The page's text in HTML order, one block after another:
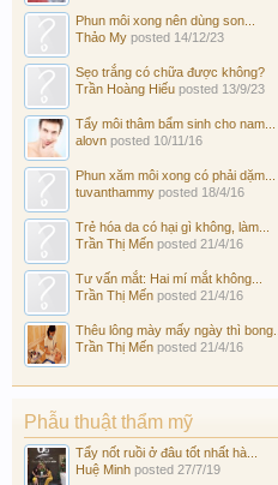
Phun môi xong nên dùng son...
Thảo My posted 14/12/23
Sẹo trắng có chữa được không?
Trần Hoàng Hiếu posted 13/9/23
Tẩy môi thâm bẩm sinh cho nam...
alovn posted 10/11/16
Phun xăm môi xong có phải dặm...
tuvanthammy posted 18/4/16
Trẻ hóa da có hại gì không, làm...
Trần Thị Mến posted 21/4/16
Tư vấn mắt: Hai mí mắt không...
Trần Thị Mến posted 21/4/16
Thêu lông mày mấy ngày thì bong...
Trần Thị Mến posted 21/4/16
Phẫu thuật thẩm mỹ
Tẩy nốt ruồi ở đâu tốt nhất hà...
Huệ Minh posted 27/7/19